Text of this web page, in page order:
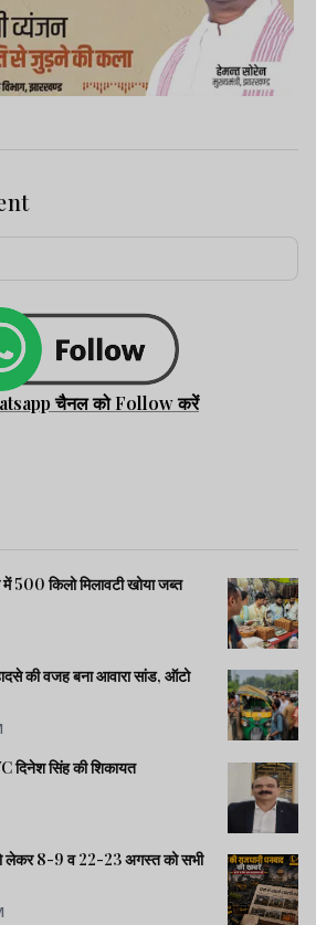
चैनल को Follow करें
500 किलो मिलावटी खोया जब्त
की वजह बना आवारा सांड, ऑटो
दिनेश सिंह की शिकायत
8-9 व 22-23 अगस्त को सभी